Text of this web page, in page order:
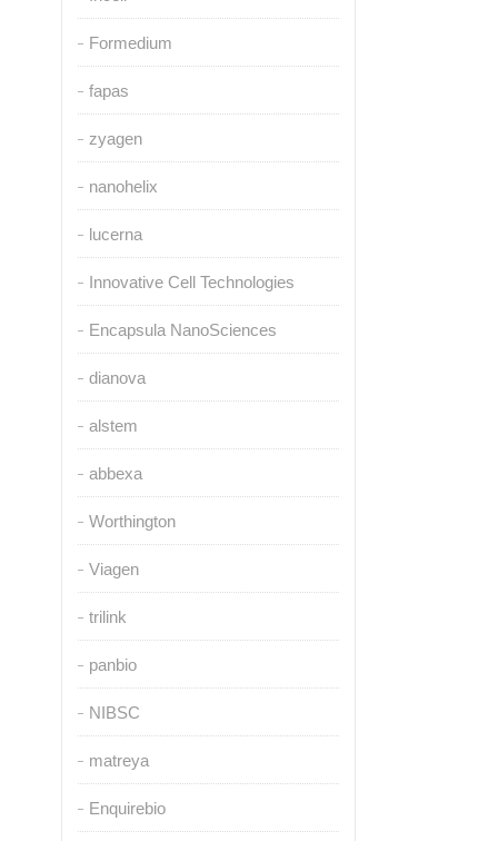
Formedium
fapas
zyagen
nanohelix
lucerna
Innovative Cell Technologies
Encapsula NanoSciences
dianova
alstem
abbexa
Worthington
Viagen
trilink
panbio
NIBSC
matreya
Enquirebio